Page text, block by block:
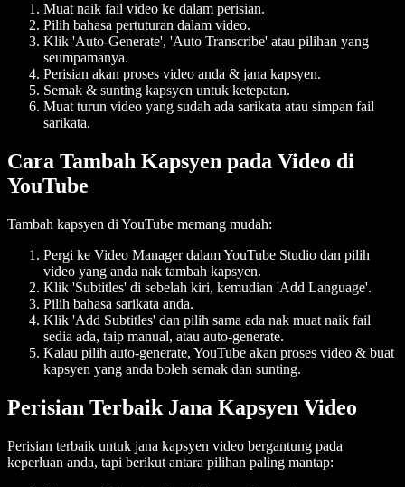
Muat naik fail video ke dalam perisian.
Pilih bahasa pertuturan dalam video.
Klik 'Auto-Generate', 'Auto Transcribe' atau pilihan yang
seumpamanya.
Perisian akan proses video anda & jana kapsyen.
Semak & sunting kapsyen untuk ketepatan.
Muat turun video yang sudah ada sarikata atau simpan fail
sarikata.
Cara Tambah Kapsyen pada Video di
YouTube
Tambah kapsyen di YouTube memang mudah:
Pergi ke Video Manager dalam YouTube Studio dan pilih
video yang anda nak tambah kapsyen.
Klik 'Subtitles' di sebelah kiri, kemudian 'Add Language'.
Pilih bahasa sarikata anda.
Klik 'Add Subtitles' dan pilih sama ada nak muat naik fail
sedia ada, taip manual, atau auto-generate.
Kalau pilih auto-generate, YouTube akan proses video & buat
kapsyen yang anda boleh semak dan sunting.
Perisian Terbaik Jana Kapsyen Video
Perisian terbaik untuk jana kapsyen video bergantung pada
keperluan anda, tapi berikut antara pilihan paling mantap: